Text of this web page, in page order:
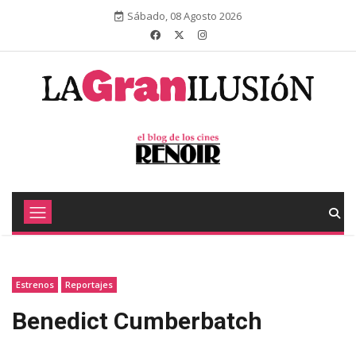
Sábado, 08 Agosto 2026
Estrenos Reportajes
Benedict Cumberbatch